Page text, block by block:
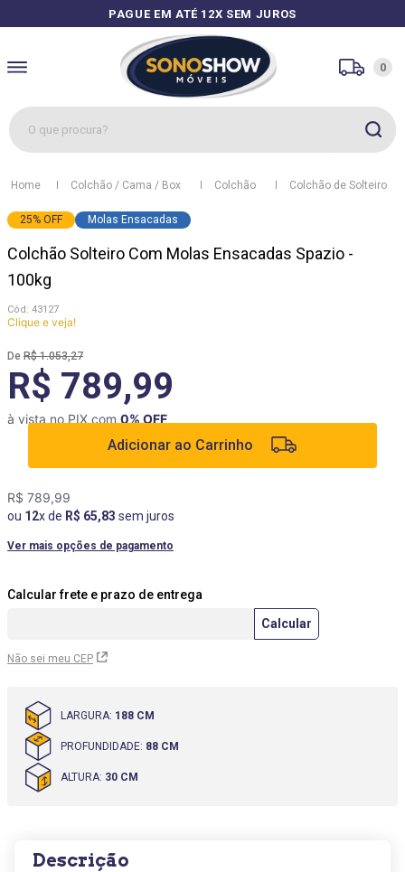
PAGUE EM ATÉ 12X SEM JUROS
0
O que procura?
Colchão / Cama / Box Colchão Colchão de Solteiro
25% OFF Molas Ensacadas
Colchão Solteiro Com Molas Ensacadas Spazio -
100kg
: 43127
Clique e veja!
R$ 1.053,27
R$ 789,99
à vista no PIX com 0% OFF
Adicionar ao Carrinho
R$ 789,99
ou 12x de R$ 65,83 sem juros
Ver mais opções de pagamento
Não sei meu CEP
LARGURA: 188 CM
PROFUNDIDADE: 88 CM
ALTURA: 30 CM
Descrição
3º cozinhas
4º sofá
6º mesa
7º cozinha módulos
8 º box
9º rack